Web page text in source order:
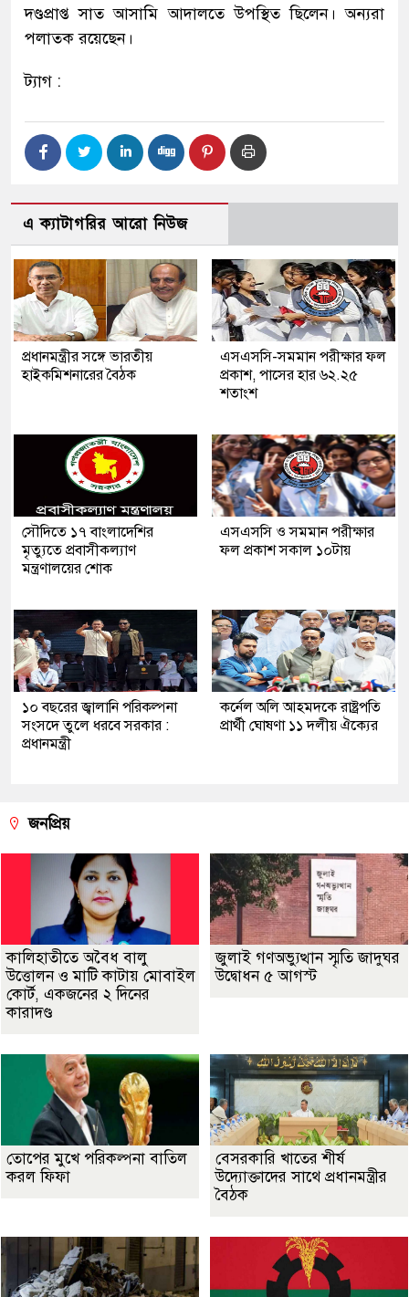
দণ্ডপ্রাপ্ত সাত আসামি আদালতে উপস্থিত ছিলেন। অন্যরা
পলাতক রয়েছেন।
ট্যাগ :
এ ক্যাটাগরির আরো নিউজ
প্রধানমন্ত্রীর সঙ্গে ভারতীয়
হাইকমিশনারের বৈঠক
এসএসসি-সমমান পরীক্ষার ফল
প্রকাশ, পাসের হার ৬২.২৫
শতাংশ
সৌ‌দিতে ১৭ বাংলাদেশির
মৃত্যুতে প্রবাসীকল্যাণ
মন্ত্রণালয়ের শোক
এসএসসি ও সমমান পরীক্ষার
ফল প্রকাশ সকাল ১০টায়
১০ বছরের জ্বালানি পরিকল্পনা
সংসদে তুলে ধরবে সরকার :
প্রধানমন্ত্রী
কর্নেল অলি আহমদকে রাষ্ট্রপতি
প্রার্থী ঘোষণা ১১ দলীয় ঐক্যের
জনপ্রিয়
কালিহাতীতে অবৈধ বালু
উত্তোলন ও মাটি কাটায় মোবাইল
কোর্ট, একজনের ২ দিনের
কারাদণ্ড
জুলাই গণঅভ্যুত্থান স্মৃতি জাদুঘর
উদ্বোধন ৫ আগস্ট
তোপের মুখে পরিকল্পনা বাতিল
করল ফিফা
বেসরকারি খাতের শীর্ষ
উদ্যোক্তাদের সাথে প্রধানমন্ত্রীর
বৈঠক